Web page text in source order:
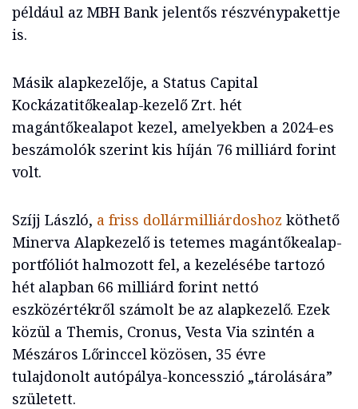
például az MBH Bank jelentős részvénypakettje
is.
Másik alapkezelője, a Status Capital
Kockázatitőkealap-kezelő Zrt. hét
magántőkealapot kezel, amelyekben a 2024-es
beszámolók szerint kis híján 76 milliárd forint
volt.
Szíjj László, a friss dollármilliárdoshoz köthető
Minerva Alapkezelő is tetemes magántőkealap-
portfóliót halmozott fel, a kezelésébe tartozó
hét alapban 66 milliárd forint nettó
eszközértékről számolt be az alapkezelő. Ezek
közül a Themis, Cronus, Vesta Via szintén a
Mészáros Lőrinccel közösen, 35 évre
tulajdonolt autópálya-koncesszió „tárolására”
született.